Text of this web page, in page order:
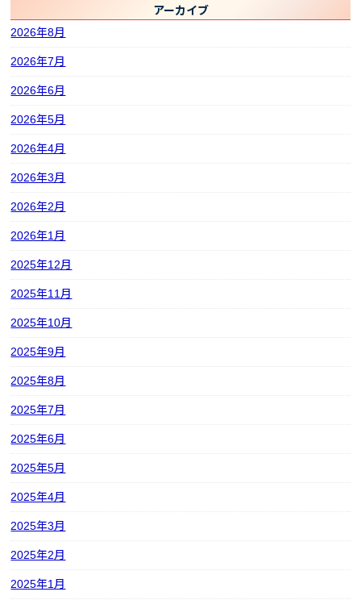
アーカイブ
2026年8月
2026年7月
2026年6月
2026年5月
2026年4月
2026年3月
2026年2月
2026年1月
2025年12月
2025年11月
2025年10月
2025年9月
2025年8月
2025年7月
2025年6月
2025年5月
2025年4月
2025年3月
2025年2月
2025年1月